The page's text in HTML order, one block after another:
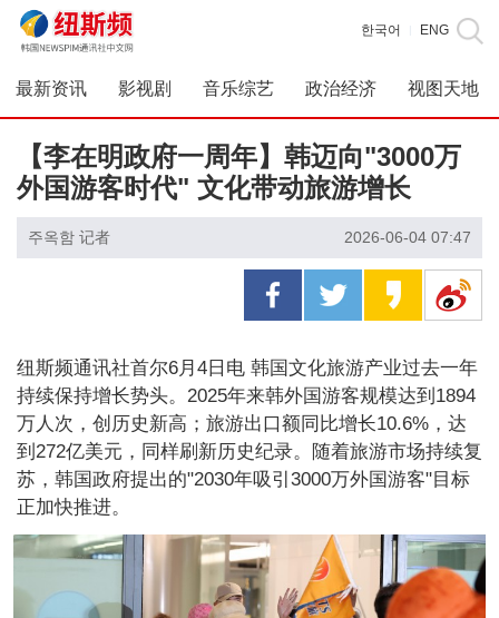
한국어 ENG
最新资讯 影视剧 音乐综艺 政治经济 视图天地
【李在明政府一周年】韩迈向"3000万
外国游客时代" 文化带动旅游增长
주옥함 记者 2026-06-04 07:47
纽斯频通讯社首尔6月4日电 韩国文化旅游产业过去一年
持续保持增长势头。2025年来韩外国游客规模达到1894
万人次，创历史新高；旅游出口额同比增长10.6%，达
到272亿美元，同样刷新历史纪录。随着旅游市场持续复
苏，韩国政府提出的"2030年吸引3000万外国游客"目标
正加快推进。